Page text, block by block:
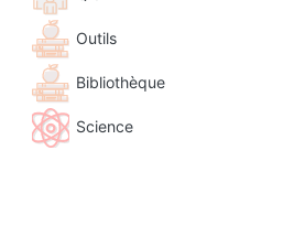
Outils
Bibliothèque
Science